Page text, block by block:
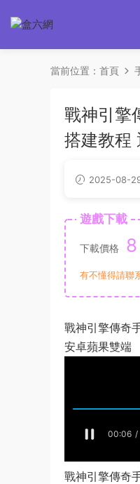
當前位置： 首頁
戰神引擎
搭建教程
2025-08-
遊戲下載
下載價格 8
有不懂得請聯
戰神引擎傳奇
安卓蘋果雙端
戰神引擎傳奇